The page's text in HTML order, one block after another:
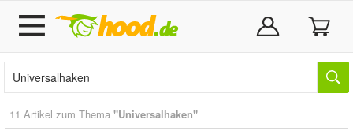
11 Artikel zum Thema "Universalhaken"